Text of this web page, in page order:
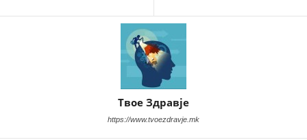
Твое Здравје
https://www.tvoezdravje.mk